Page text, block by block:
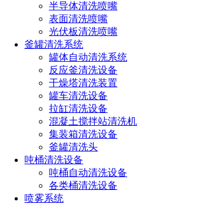
半导体清洗喷嘴
表面清洗喷嘴
光伏板清洗喷嘴
釜罐清洗系统
罐体自动清洗系统
反应釜清洗设备
干燥塔清洗装置
罐车清洗设备
拉缸清洗设备
混凝土搅拌站清洗机
集装箱清洗设备
釜罐清洗头
吨桶清洗设备
吨桶自动清洗设备
各类桶清洗设备
喷雾系统